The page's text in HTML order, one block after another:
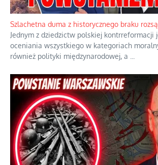
Ekspresowy kurs zbawienia z rodzinną
Dramatyczne skutki skrajnej nadgorliwości